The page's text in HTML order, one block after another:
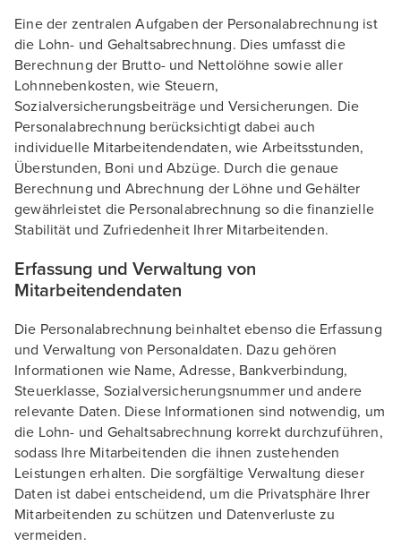
Eine der zentralen Aufgaben der Personalabrechnung ist
die Lohn- und Gehaltsabrechnung. Dies umfasst die
Berechnung der Brutto- und Nettolöhne sowie aller
Lohnnebenkosten, wie Steuern,
Sozialversicherungsbeiträge und Versicherungen. Die
Personalabrechnung berücksichtigt dabei auch
individuelle Mitarbeitendendaten, wie Arbeitsstunden,
Überstunden, Boni und Abzüge. Durch die genaue
Berechnung und Abrechnung der Löhne und Gehälter
gewährleistet die Personalabrechnung so die finanzielle
Stabilität und Zufriedenheit Ihrer Mitarbeitenden.
Erfassung und Verwaltung von
Mitarbeitendendaten
Die Personalabrechnung beinhaltet ebenso die Erfassung
und Verwaltung von Personaldaten. Dazu gehören
Informationen wie Name, Adresse, Bankverbindung,
Steuerklasse, Sozialversicherungsnummer und andere
relevante Daten. Diese Informationen sind notwendig, um
die Lohn- und Gehaltsabrechnung korrekt durchzuführen,
sodass Ihre Mitarbeitenden die ihnen zustehenden
Leistungen erhalten. Die sorgfältige Verwaltung dieser
Daten ist dabei entscheidend, um die Privatsphäre Ihrer
Mitarbeitenden zu schützen und Datenverluste zu
vermeiden.